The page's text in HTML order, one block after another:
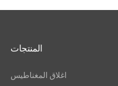
المنتجات
اغلاق المغناطيس